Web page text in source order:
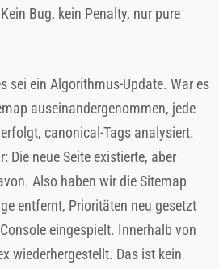
Bug, kein Penalty, nur pure
sei ein Algorithmus-Update. War es
auseinandergenommen, jede
canonical-Tags analysiert.
Die neue Seite existierte, aber
Also haben wir die Sitemap
entfernt, Prioritäten neu gesetzt
eingespielt. Innerhalb von
wiederhergestellt. Das ist kein